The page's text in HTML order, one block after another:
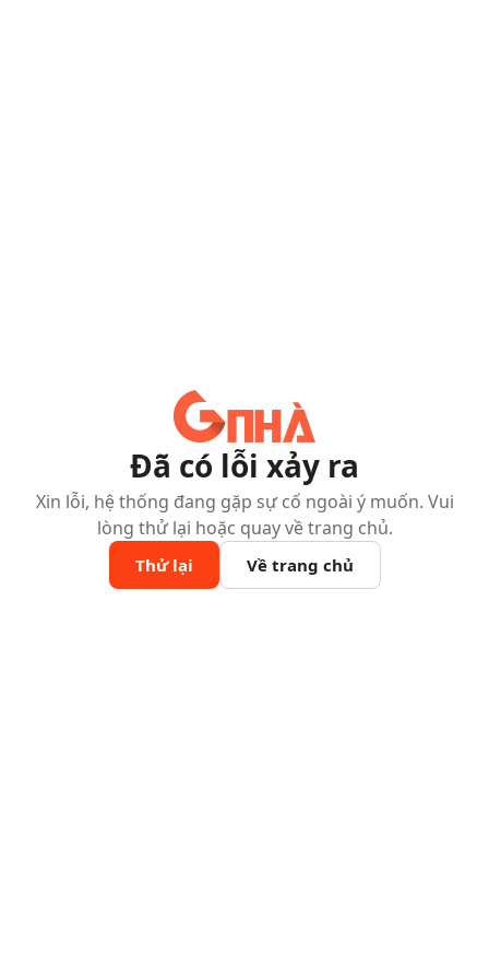
Đã có lỗi xảy ra
Xin lỗi, hệ thống đang gặp sự cố ngoài ý muốn. Vui
lòng thử lại hoặc quay về trang chủ.
Thử lại Về trang chủ